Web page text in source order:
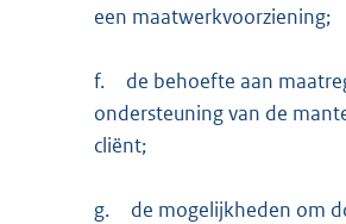
een maatwerkvoorziening;
f.
de behoefte aan
ondersteuning van de
cliënt;
g.
de mogelijkheden om